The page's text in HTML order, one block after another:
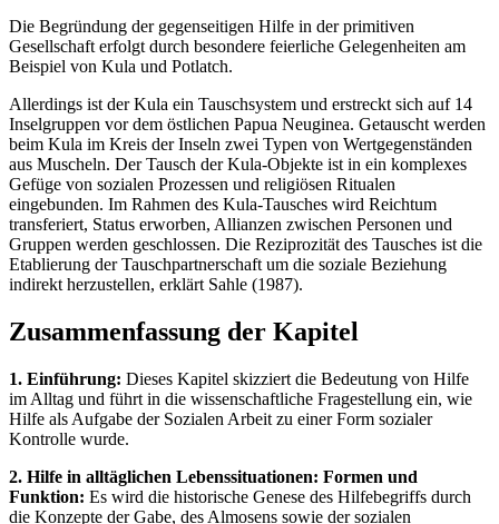
Die Begründung der gegenseitigen Hilfe in der primitiven
Gesellschaft erfolgt durch besondere feierliche Gelegenheiten am
Beispiel von Kula und Potlatch.
Allerdings ist der Kula ein Tauschsystem und erstreckt sich auf 14
Inselgruppen vor dem östlichen Papua Neuginea. Getauscht werden
beim Kula im Kreis der Inseln zwei Typen von Wertgegenständen
aus Muscheln. Der Tausch der Kula-Objekte ist in ein komplexes
Gefüge von sozialen Prozessen und religiösen Ritualen
eingebunden. Im Rahmen des Kula-Tausches wird Reichtum
transferiert, Status erworben, Allianzen zwischen Personen und
Gruppen werden geschlossen. Die Reziprozität des Tausches ist die
Etablierung der Tauschpartnerschaft um die soziale Beziehung
indirekt herzustellen, erklärt Sahle (1987).
Zusammenfassung der Kapitel
1. Einführung: Dieses Kapitel skizziert die Bedeutung von Hilfe
im Alltag und führt in die wissenschaftliche Fragestellung ein, wie
Hilfe als Aufgabe der Sozialen Arbeit zu einer Form sozialer
Kontrolle wurde.
2. Hilfe in alltäglichen Lebenssituationen: Formen und
Funktion: Es wird die historische Genese des Hilfebegriffs durch
die Konzepte der Gabe, des Almosens sowie der sozialen